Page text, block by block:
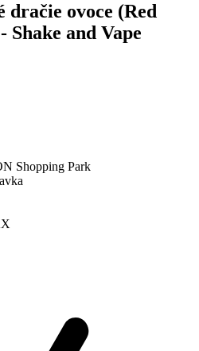
ovoce (Red
and Vape
Shopping Park